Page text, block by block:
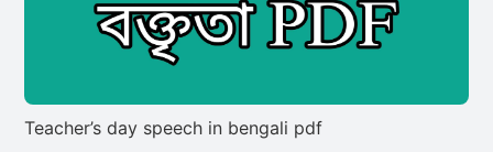
Teacher’s day speech in bengali pdf